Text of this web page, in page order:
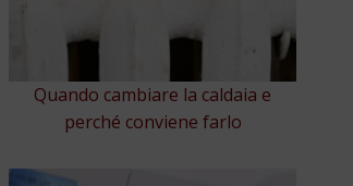
Quando cambiare la caldaia e
perché conviene farlo